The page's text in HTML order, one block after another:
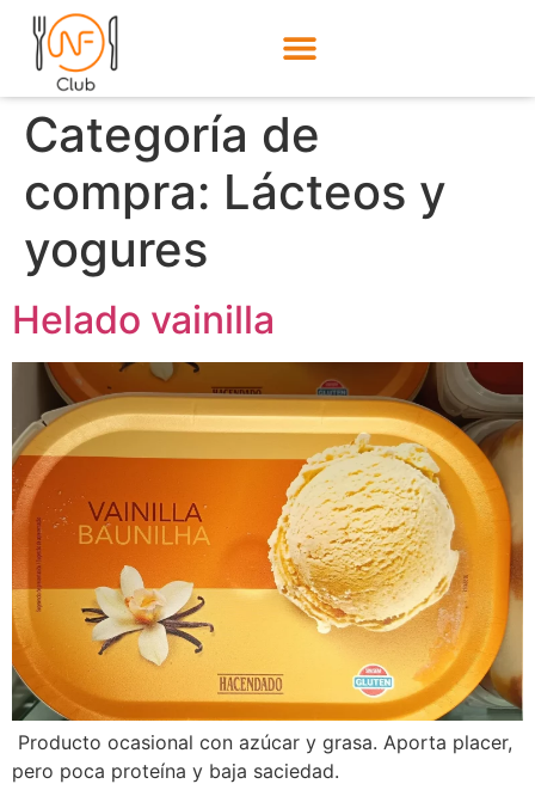
Categoría de
compra: Lácteos y
yogures
Helado vainilla
Producto ocasional con azúcar y grasa. Aporta placer,
pero poca proteína y baja saciedad.